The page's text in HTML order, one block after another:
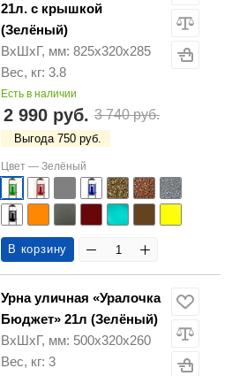
21л. с крышкой
(Зелёный)
ВхШхГ, мм: 825х320х285
Вес, кг: 3.8
Есть в наличии
2 990 руб. 3 740 руб.
Выгода 750 руб.
Цвет — Зелёный
В корзину
Урна уличная «Уралочка
Бюджет» 21л (Зелёный)
ВхШхГ, мм: 500х320х260
Вес, кг: 3